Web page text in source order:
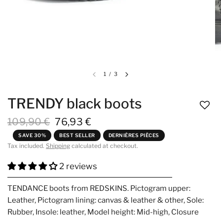
1 / 3
TRENDY black boots
109,90 € 76,93 €
SAVE 30% BEST SELLER DERNIÈRES PIÈCES
Tax included. Shipping calculated at checkout.
2 reviews
TENDANCE boots from REDSKINS. Pictogram upper:
Leather, Pictogram lining: canvas & leather & other, Sole:
Rubber, Insole: leather, Model height: Mid-high, Closure